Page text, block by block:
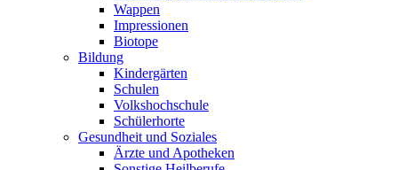
Wappen
Impressionen
Biotope
Bildung
Kindergärten
Schulen
Volkshochschule
Schülerhorte
Gesundheit und Soziales
Ärzte und Apotheken